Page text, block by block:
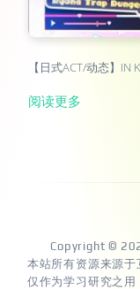
【日式ACT/动态】IN
阅读更多
Copyright ©
本站所有资源来源于
仅作为学习研究之